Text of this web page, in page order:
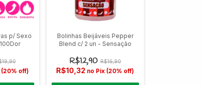
p/ Sexo
(20% off)
Bolinhas Beijáveis Pepper
Blend c/ 2 un - Sensação
R$12,90 R$16,90
R$10,32 no Pix (20% off)